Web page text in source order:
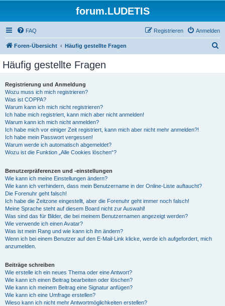
forum.LUDETIS
FAQ Anmelden
Registrieren
Foren-Übersicht Häufig gestellte Fragen
Häufig gestellte Fragen
Registrierung und Anmeldung
Wozu muss ich mich registrieren?
Was ist COPPA?
Warum kann ich mich nicht registrieren?
Ich habe mich registriert, kann mich aber nicht anmelden!
Warum kann ich mich nicht anmelden?
Ich habe mich vor einiger Zeit registriert, kann mich aber nicht mehr anmelden?!
Ich habe mein Passwort vergessen!
Warum werde ich automatisch abgemeldet?
Wozu ist die Funktion „Alle Cookies löschen“?
Benutzerpräferenzen und -einstellungen
Wie kann ich meine Einstellungen ändern?
Wie kann ich verhindern, dass mein Benutzername in der Online-Liste auftaucht?
Die Forenuhr geht falsch!
Ich habe die Zeitzone eingestellt, aber die Forenuhr geht immer noch falsch!
Meine Sprache steht auf diesem Board nicht zur Auswahl!
Was sind das für Bilder, die bei meinem Benutzernamen angezeigt werden?
Wie verwende ich einen Avatar?
Was ist mein Rang und wie kann ich ihn ändern?
Wenn ich bei einem Benutzer auf den E-Mail-Link klicke, werde ich aufgefordert, mich
anzumelden.
Beiträge schreiben
Wie erstelle ich ein neues Thema oder eine Antwort?
Wie kann ich einen Beitrag bearbeiten oder löschen?
Wie kann ich meinem Beitrag eine Signatur anfügen?
Wie kann ich eine Umfrage erstellen?
Wieso kann ich nicht mehr Antwortmöglichkeiten erstellen?